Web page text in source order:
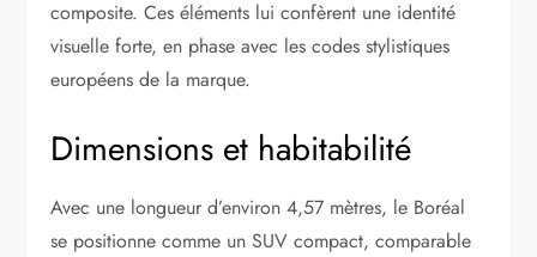
composite. Ces éléments lui confèrent une identité
visuelle forte, en phase avec les codes stylistiques
européens de la marque.
Dimensions et habitabilité
Avec une longueur d’environ 4,57 mètres, le Boréal
se positionne comme un SUV compact, comparable